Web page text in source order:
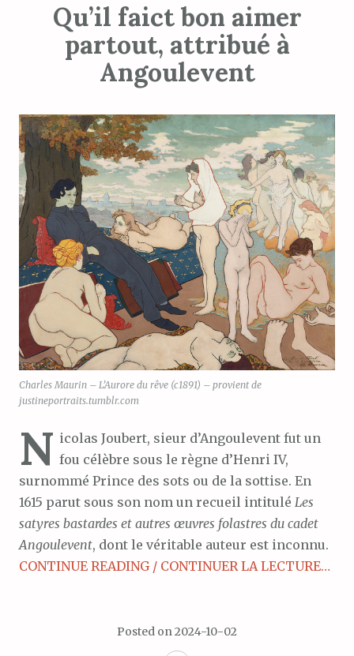
Qu’il faict bon aimer
partout, attribué à
Angoulevent
Charles Maurin – L’Aurore du rêve (c1891) – provient de
justineportraits.tumblr.com
N icolas Joubert, sieur d’Angoulevent fut un
fou célèbre sous le règne d’Henri IV,
surnommé Prince des sots ou de la sottise. En
1615 parut sous son nom un recueil intitulé Les
satyres bastardes et autres œuvres folastres du cadet
Angoulevent, dont le véritable auteur est inconnu.
CONTINUE READING / CONTINUER LA LECTURE…
Posted on2024-10-02